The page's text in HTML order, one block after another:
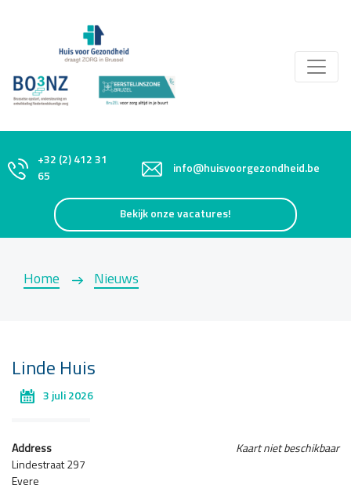
+32 (2) 412 31
65
info@huisvoorgezondheid.be
Bekijk onze vacatures!
Home Nieuws
Linde Huis
3 juli 2026
Kaart niet beschikbaar
Address
Lindestraat 297
Evere